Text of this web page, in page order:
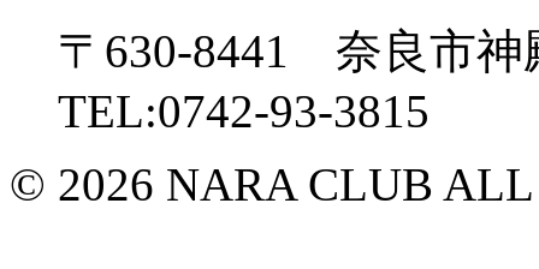
〒630-8441 奈良市
TEL:0742-93-3815
© 2026 NARA CLUB ALL